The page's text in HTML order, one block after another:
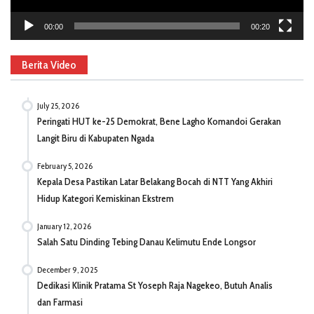
00:00 00:20
Berita Video
July 25, 2026
Peringati HUT ke-25 Demokrat, Bene Lagho Komandoi Gerakan
Langit Biru di Kabupaten Ngada
February 5, 2026
Kepala Desa Pastikan Latar Belakang Bocah di NTT Yang Akhiri
Hidup Kategori Kemiskinan Ekstrem
January 12, 2026
Salah Satu Dinding Tebing Danau Kelimutu Ende Longsor
December 9, 2025
Dedikasi Klinik Pratama St Yoseph Raja Nagekeo, Butuh Analis
dan Farmasi